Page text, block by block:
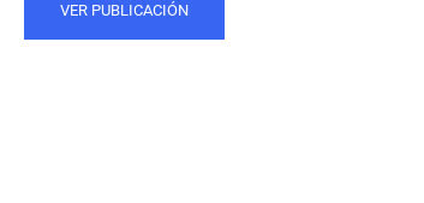
VER PUBLICACIÓN